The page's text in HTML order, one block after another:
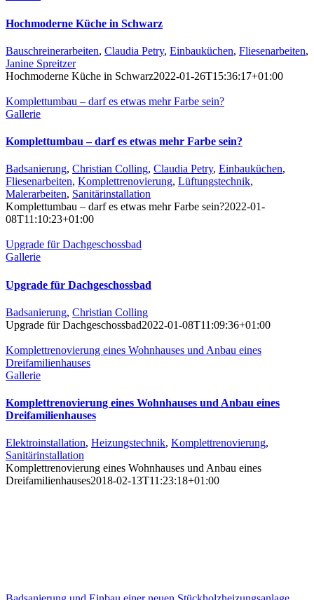
Hochmoderne Küche in Schwarz
Bauschreinerarbeiten, Claudia Petry, Einbauküchen, Fliesenarbeiten,
Janine Spreitzer
Hochmoderne Küche in Schwarz2022-01-26T15:36:17+01:00
Komplettumbau – darf es etwas mehr Farbe sein?
Gallerie
Komplettumbau – darf es etwas mehr Farbe sein?
Badsanierung, Christian Colling, Claudia Petry, Einbauküchen,
Fliesenarbeiten, Komplettrenovierung, Lüftungstechnik,
Malerarbeiten, Sanitärinstallation
Komplettumbau – darf es etwas mehr Farbe sein?2022-01-
08T11:10:23+01:00
Upgrade für Dachgeschossbad
Gallerie
Upgrade für Dachgeschossbad
Badsanierung, Christian Colling
Upgrade für Dachgeschossbad2022-01-08T11:09:36+01:00
Komplettrenovierung eines Wohnhauses und Anbau eines
Dreifamilienhauses
Gallerie
Komplettrenovierung eines Wohnhauses und Anbau eines
Dreifamilienhauses
Elektroinstallation, Heizungstechnik, Komplettrenovierung,
Sanitärinstallation
Komplettrenovierung eines Wohnhauses und Anbau eines
Dreifamilienhauses2018-02-13T11:23:18+01:00